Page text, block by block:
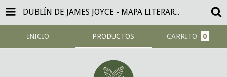
DUBLÍN DE JAMES JOYCE - MAPA LITERARIO
INICIO PRODUCTOS CARRITO 0